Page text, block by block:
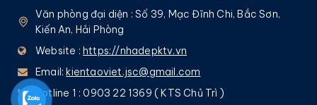
Văn phòng đại diện : Số 39, Mạc Đĩnh Chi, Bắc Sơn,
Kiến An, Hải Phòng
Website : https://nhadepktv.vn
Email:kientaoviet.jsc@gmail.com
Hotline 1 : 0903 22 1369 ( KTS Chủ Trì )